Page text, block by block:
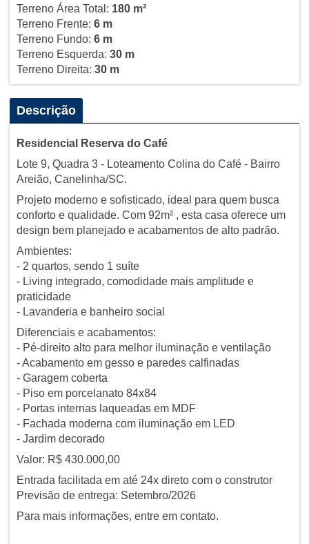
Terreno Área Total: 180 m²
Terreno Frente: 6 m
Terreno Fundo: 6 m
Terreno Esquerda: 30 m
Terreno Direita: 30 m
Descrição
Residencial Reserva do Café
Lote 9, Quadra 3 - Loteamento Colina do Café - Bairro
Areião, Canelinha/SC.
Projeto moderno e sofisticado, ideal para quem busca
conforto e qualidade. Com 92m² , esta casa oferece um
design bem planejado e acabamentos de alto padrão.
Ambientes:
- 2 quartos, sendo 1 suíte
- Living integrado, comodidade mais amplitude e
praticidade
- Lavanderia e banheiro social
Diferenciais e acabamentos:
- Pé-direito alto para melhor iluminação e ventilação
- Acabamento em gesso e paredes calfinadas
- Garagem coberta
- Piso em porcelanato 84x84
- Portas internas laqueadas em MDF
- Fachada moderna com iluminação em LED
- Jardim decorado
Valor: R$ 430.000,00
Entrada facilitada em até 24x direto com o construtor
Previsão de entrega: Setembro/2026
Para mais informações, entre em contato.